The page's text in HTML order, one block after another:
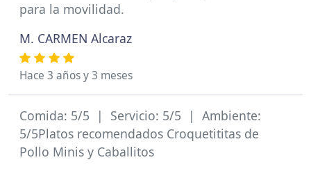
para la movilidad.
M. CARMEN Alcaraz
Hace 3 años y 3 meses
Comida: 5/5 | Servicio: 5/5 | Ambiente:
5/5Platos recomendados Croquetititas de
Pollo Minis y Caballitos